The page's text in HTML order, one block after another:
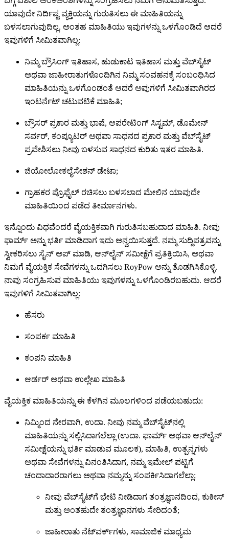
ಯಾವುದೇ ನಿರ್ದಿಷ್ಟ ವ್ಯಕ್ತಿಯನ್ನು ಗುರುತಿಸಲು ಈ ಮಾಹಿತಿಯನ್ನು
ಬಳಸಲಾಗುವುದಿಲ್ಲ. ಅಂತಹ ಮಾಹಿತಿಯು ಇವುಗಳನ್ನು ಒಳಗೊಂಡಿದೆ ಆದರೆ
ಇವುಗಳಿಗೆ ಸೀಮಿತವಾಗಿಲ್ಲ:
ನಿಮ್ಮ ಬ್ರೌಸಿಂಗ್ ಇತಿಹಾಸ, ಹುಡುಕಾಟ ಇತಿಹಾಸ ಮತ್ತು ವೆಬ್‌ಸೈಟ್
ಅಥವಾ ಜಾಹೀರಾತುಗಳೊಂದಿಗಿನ ನಿಮ್ಮ ಸಂವಹನಕ್ಕೆ ಸಂಬಂಧಿಸಿದ
ಮಾಹಿತಿಯನ್ನು ಒಳಗೊಂಡಂತೆ ಆದರೆ ಅವುಗಳಿಗೆ ಸೀಮಿತವಾಗಿರದ
ಇಂಟರ್ನೆಟ್ ಚಟುವಟಿಕೆ ಮಾಹಿತಿ;
ಬ್ರೌಸರ್ ಪ್ರಕಾರ ಮತ್ತು ಭಾಷೆ, ಆಪರೇಟಿಂಗ್ ಸಿಸ್ಟಮ್, ಡೊಮೇನ್
ಸರ್ವರ್, ಕಂಪ್ಯೂಟರ್ ಅಥವಾ ಸಾಧನದ ಪ್ರಕಾರ ಮತ್ತು ವೆಬ್‌ಸೈಟ್
ಪ್ರವೇಶಿಸಲು ನೀವು ಬಳಸುವ ಸಾಧನದ ಕುರಿತು ಇತರ ಮಾಹಿತಿ.
ಜಿಯೋಲೋಕಲೈಸೇಶನ್ ಡೇಟಾ;
ಗ್ರಾಹಕರ ಪ್ರೊಫೈಲ್ ರಚಿಸಲು ಬಳಸಲಾದ ಮೇಲಿನ ಯಾವುದೇ
ಮಾಹಿತಿಯಿಂದ ಪಡೆದ ತೀರ್ಮಾನಗಳು.
ಇನ್ನೊಂದು ವಿಧವೆಂದರೆ ವೈಯಕ್ತಿಕವಾಗಿ ಗುರುತಿಸಬಹುದಾದ ಮಾಹಿತಿ. ನೀವು
ಫಾರ್ಮ್ ಅನ್ನು ಭರ್ತಿ ಮಾಡಿದಾಗ ಇದು ಅನ್ವಯಿಸುತ್ತದೆ. ನಮ್ಮ ಸುದ್ದಿಪತ್ರವನ್ನು
ಸ್ವೀಕರಿಸಲು ಸೈನ್ ಅಪ್ ಮಾಡಿ, ಆನ್‌ಲೈನ್ ಸಮೀಕ್ಷೆಗೆ ಪ್ರತಿಕ್ರಿಯಿಸಿ, ಅಥವಾ
ನಿಮಗೆ ವೈಯಕ್ತಿಕ ಸೇವೆಗಳನ್ನು ಒದಗಿಸಲು RoyPow ಅನ್ನು ತೊಡಗಿಸಿಕೊಳ್ಳಿ.
ನಾವು ಸಂಗ್ರಹಿಸುವ ಮಾಹಿತಿಯು ಇವುಗಳನ್ನು ಒಳಗೊಂಡಿರಬಹುದು. ಆದರೆ
ಇವುಗಳಿಗೆ ಸೀಮಿತವಾಗಿಲ್ಲ:
ಹೆಸರು
ಸಂಪರ್ಕ ಮಾಹಿತಿ
ಕಂಪನಿ ಮಾಹಿತಿ
ಆರ್ಡರ್ ಅಥವಾ ಉಲ್ಲೇಖ ಮಾಹಿತಿ
ವೈಯಕ್ತಿಕ ಮಾಹಿತಿಯನ್ನು ಈ ಕೆಳಗಿನ ಮೂಲಗಳಿಂದ ಪಡೆಯಬಹುದು:
ನಿಮ್ಮಿಂದ ನೇರವಾಗಿ, ಉದಾ. ನೀವು ನಮ್ಮ ವೆಬ್‌ಸೈಟ್‌ನಲ್ಲಿ
ಮಾಹಿತಿಯನ್ನು ಸಲ್ಲಿಸಿದಾಗಲೆಲ್ಲಾ (ಉದಾ. ಫಾರ್ಮ್ ಅಥವಾ ಆನ್‌ಲೈನ್
ಸಮೀಕ್ಷೆಯನ್ನು ಭರ್ತಿ ಮಾಡುವ ಮೂಲಕ), ಮಾಹಿತಿ, ಉತ್ಪನ್ನಗಳು
ಅಥವಾ ಸೇವೆಗಳನ್ನು ವಿನಂತಿಸಿದಾಗ, ನಮ್ಮ ಇಮೇಲ್ ಪಟ್ಟಿಗೆ
ಚಂದಾದಾರರಾಗಲು ಅಥವಾ ನಮ್ಮನ್ನು ಸಂಪರ್ಕಿಸಿದಾಗಲೆಲ್ಲಾ;
ನೀವು ವೆಬ್‌ಸೈಟ್‌ಗೆ ಭೇಟಿ ನೀಡಿದಾಗ ತಂತ್ರಜ್ಞಾನದಿಂದ, ಕುಕೀಸ್
ಮತ್ತು ಅಂತಹುದೇ ತಂತ್ರಜ್ಞಾನಗಳು ಸೇರಿದಂತೆ;
ಜಾಹೀರಾತು ನೆಟ್‌ವರ್ಕ್‌ಗಳು, ಸಾಮಾಜಿಕ ಮಾಧ್ಯಮ